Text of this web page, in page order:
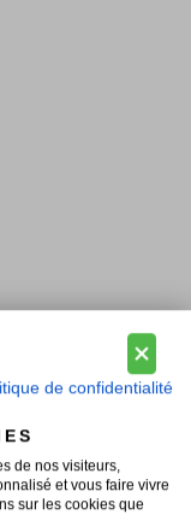
de confidentialité
de nos visiteurs,
et vous faire vivre
sur les cookies que